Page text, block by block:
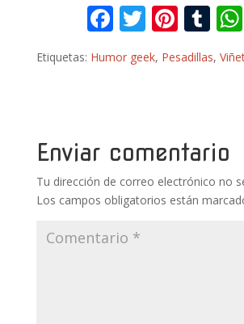
F
e
o
k
T
w
itt
Pi
nt
er
T
u
m
Etiquetas: Humor geek, Pesadillas,
Enviar comentario
Tu dirección de correo electrónico no
Los campos obligatorios están